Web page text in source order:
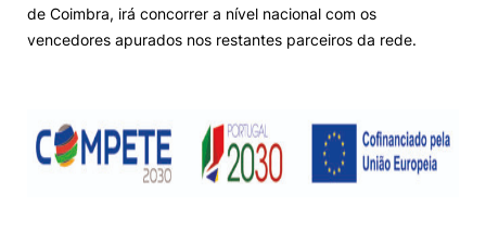
de Coimbra, irá concorrer a nível nacional com os
vencedores apurados nos restantes parceiros da rede.